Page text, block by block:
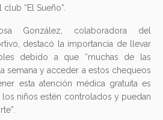
“El Sueño”.
González, colaboradora del
destacó la importancia de llevar
debido a que “muchas de las
semana y acceder a estos chequeos
esta atención médica gratuita es
los niños estén controlados y puedan